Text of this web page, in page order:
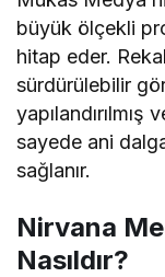
büyük ölçekli
hitap eder.
sürdürülebilir
sayede ani
sağlanır.
Nirvana
Nasıldır?